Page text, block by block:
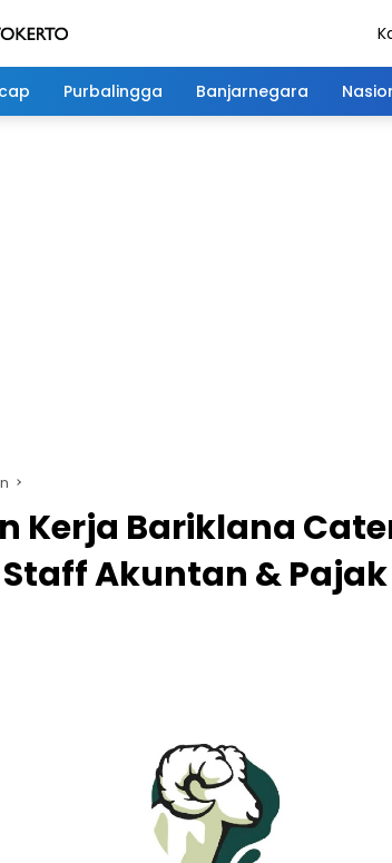
Purbalingga Banjarnegara
Kerja Bariklana
Akuntan & Pajak